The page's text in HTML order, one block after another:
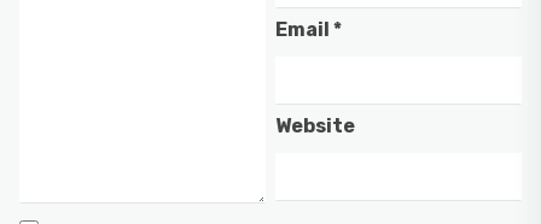
Email*
Website